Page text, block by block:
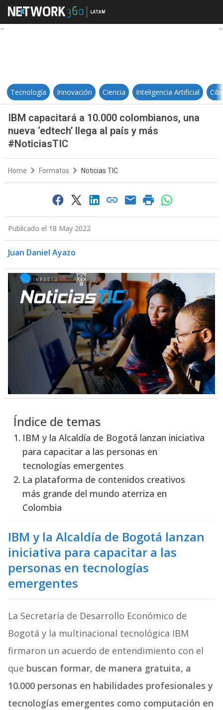
IBM capacitará a 10.000
Tecnología Innovación Ciencia Inteligencia Artificial
IBM capacitará a 10.000 colombianos, una
nueva ‘edtech’ llega al país y más
#NoticiasTIC
Home Formatos Noticias TIC
Publicado el 18 May 2022
Juan Daniel Ayazo
Índice de temas
IBM y la Alcaldía de Bogotá lanzan iniciativa
para capacitar a las personas en
tecnologías emergentes
La plataforma de contenidos creativos
más grande del mundo aterriza en
Colombia
IBM y la Alcaldía de Bogotá lanzan
iniciativa para capacitar a las
personas en tecnologías
emergentes
La Secretaría de Desarrollo Económico de
Bogotá y la multinacional tecnológica IBM
firmaron un acuerdo de entendimiento con el
que buscan formar, de manera gratuita, a
10.000 personas en habilidades profesionales y
tecnologías emergentes como computación en